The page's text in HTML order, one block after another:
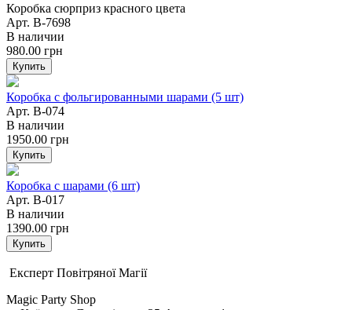
Коробка сюрприз красного цвета
Арт. B-7698
В наличии
980.00 грн
Купить
Коробка с фольгированными шарами (5 шт)
Арт. B-074
В наличии
1950.00 грн
Купить
Коробка с шарами (6 шт)
Арт. B-017
В наличии
1390.00 грн
Купить
Експерт Повітряної Магії
Magic Party Shop